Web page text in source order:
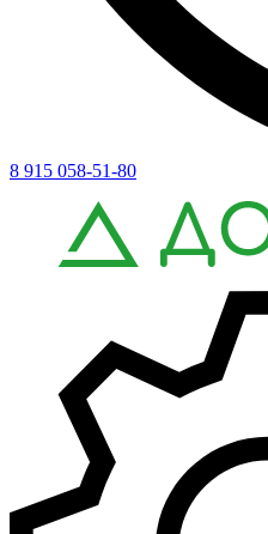
8 915 058-51-80